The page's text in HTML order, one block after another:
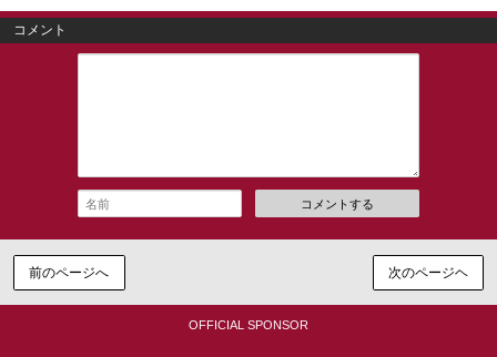
コメント
コメントする
前のページへ 次のページヘ
OFFICIAL SPONSOR